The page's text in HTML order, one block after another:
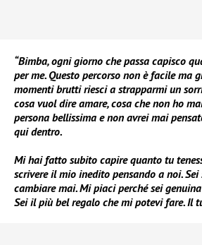
“Bimba, ogni giorno che passa capisco
per me. Questo percorso non è facile ma
momenti brutti riesci a strapparmi un
cosa vuol dire amare, cosa che non ho
persona bellissima e non avrei mai
qui dentro.
Mi hai fatto subito capire quanto tu
scrivere il mio inedito pensando a noi. Sei
cambiare mai. Mi piaci perché sei
Sei il più bel regalo che mi potevi fare. Il